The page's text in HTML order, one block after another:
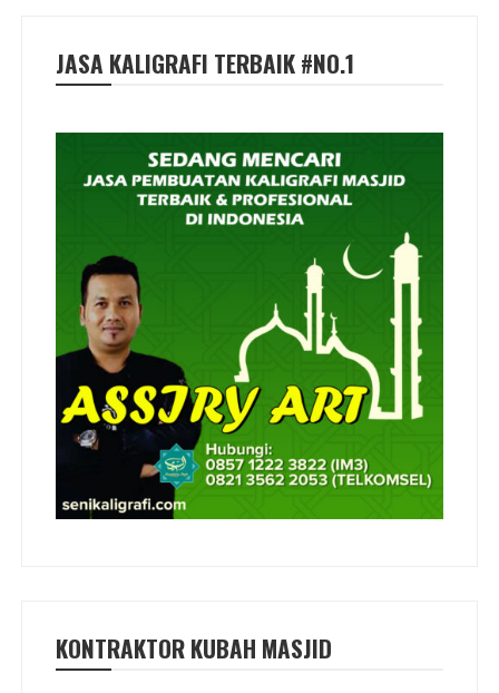
JASA KALIGRAFI TERBAIK #NO.1
KONTRAKTOR KUBAH MASJID